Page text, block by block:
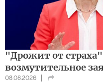
"Дрожит от
возмутительное
08.08.2026